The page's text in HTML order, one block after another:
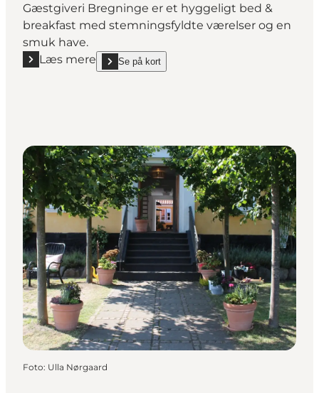
Gæstgiveri Bregninge er et hyggeligt bed &
breakfast med stemningsfyldte værelser og en
smuk have.
Læs mere
Læs mere "Gæstgiveri Bregninge"
Se på kort
show Gæstgiveri Bregninge on_map
Foto: Ulla Nørgaard